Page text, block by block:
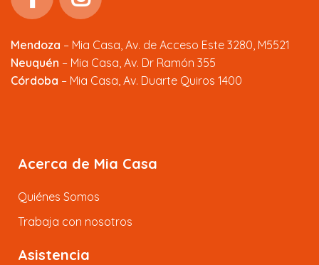
Mendoza – Mia Casa, Av. de Acceso Este 3280, M5521
Neuquén – Mia Casa, Av. Dr Ramón 355
Córdoba – Mia Casa, Av. Duarte Quiros 1400
Acerca de Mia Casa
Quiénes Somos
Trabaja con nosotros
Asistencia